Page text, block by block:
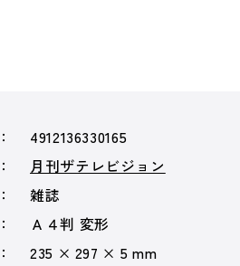
4912136330165
月刊ザテレビジョン
雑誌
Ａ４判 変形
235 × 297 × 5 mm